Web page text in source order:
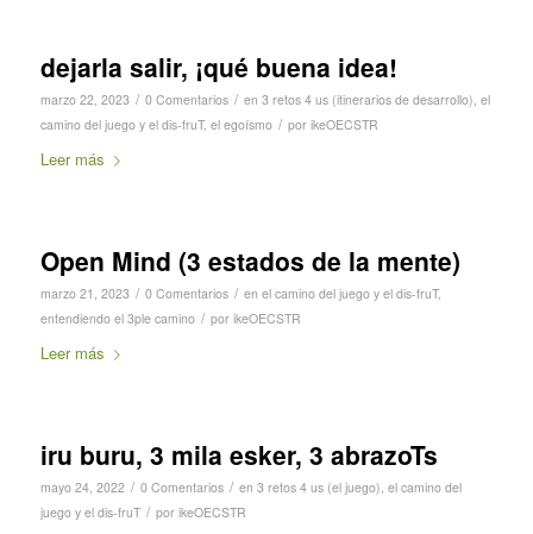
dejarla salir, ¡qué buena idea!
marzo 22, 2023 / 0 Comentarios / en 3 retos 4 us (itinerarios de desarrollo), el
camino del juego y el dis-fruT, el egoísmo / por ikeOECSTR
Leer más
Open Mind (3 estados de la mente)
marzo 21, 2023 / 0 Comentarios / en el camino del juego y el dis-fruT,
entendiendo el 3ple camino / por ikeOECSTR
Leer más
iru buru, 3 mila esker, 3 abrazoTs
mayo 24, 2022 / 0 Comentarios / en 3 retos 4 us (el juego), el camino del
juego y el dis-fruT / por ikeOECSTR